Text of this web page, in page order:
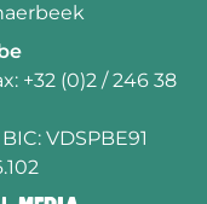
+32 (0)2 / 246 38
VDSPBE91